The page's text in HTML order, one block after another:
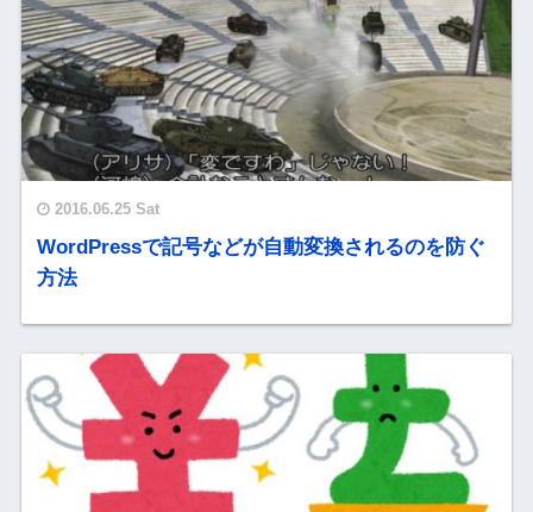
2016.06.25 Sat
WordPressで記号などが自動変換されるのを防ぐ
方法